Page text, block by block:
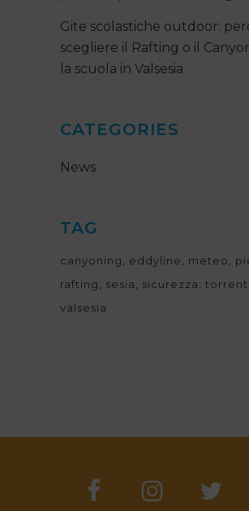
Gite scolastiche outdoor:
scegliere il Rafting o il
la scuola in Valsesia
CATEGORIES
News
TAG
canyoning eddyline meteo
rafting
sesia sicurezza
valsesia